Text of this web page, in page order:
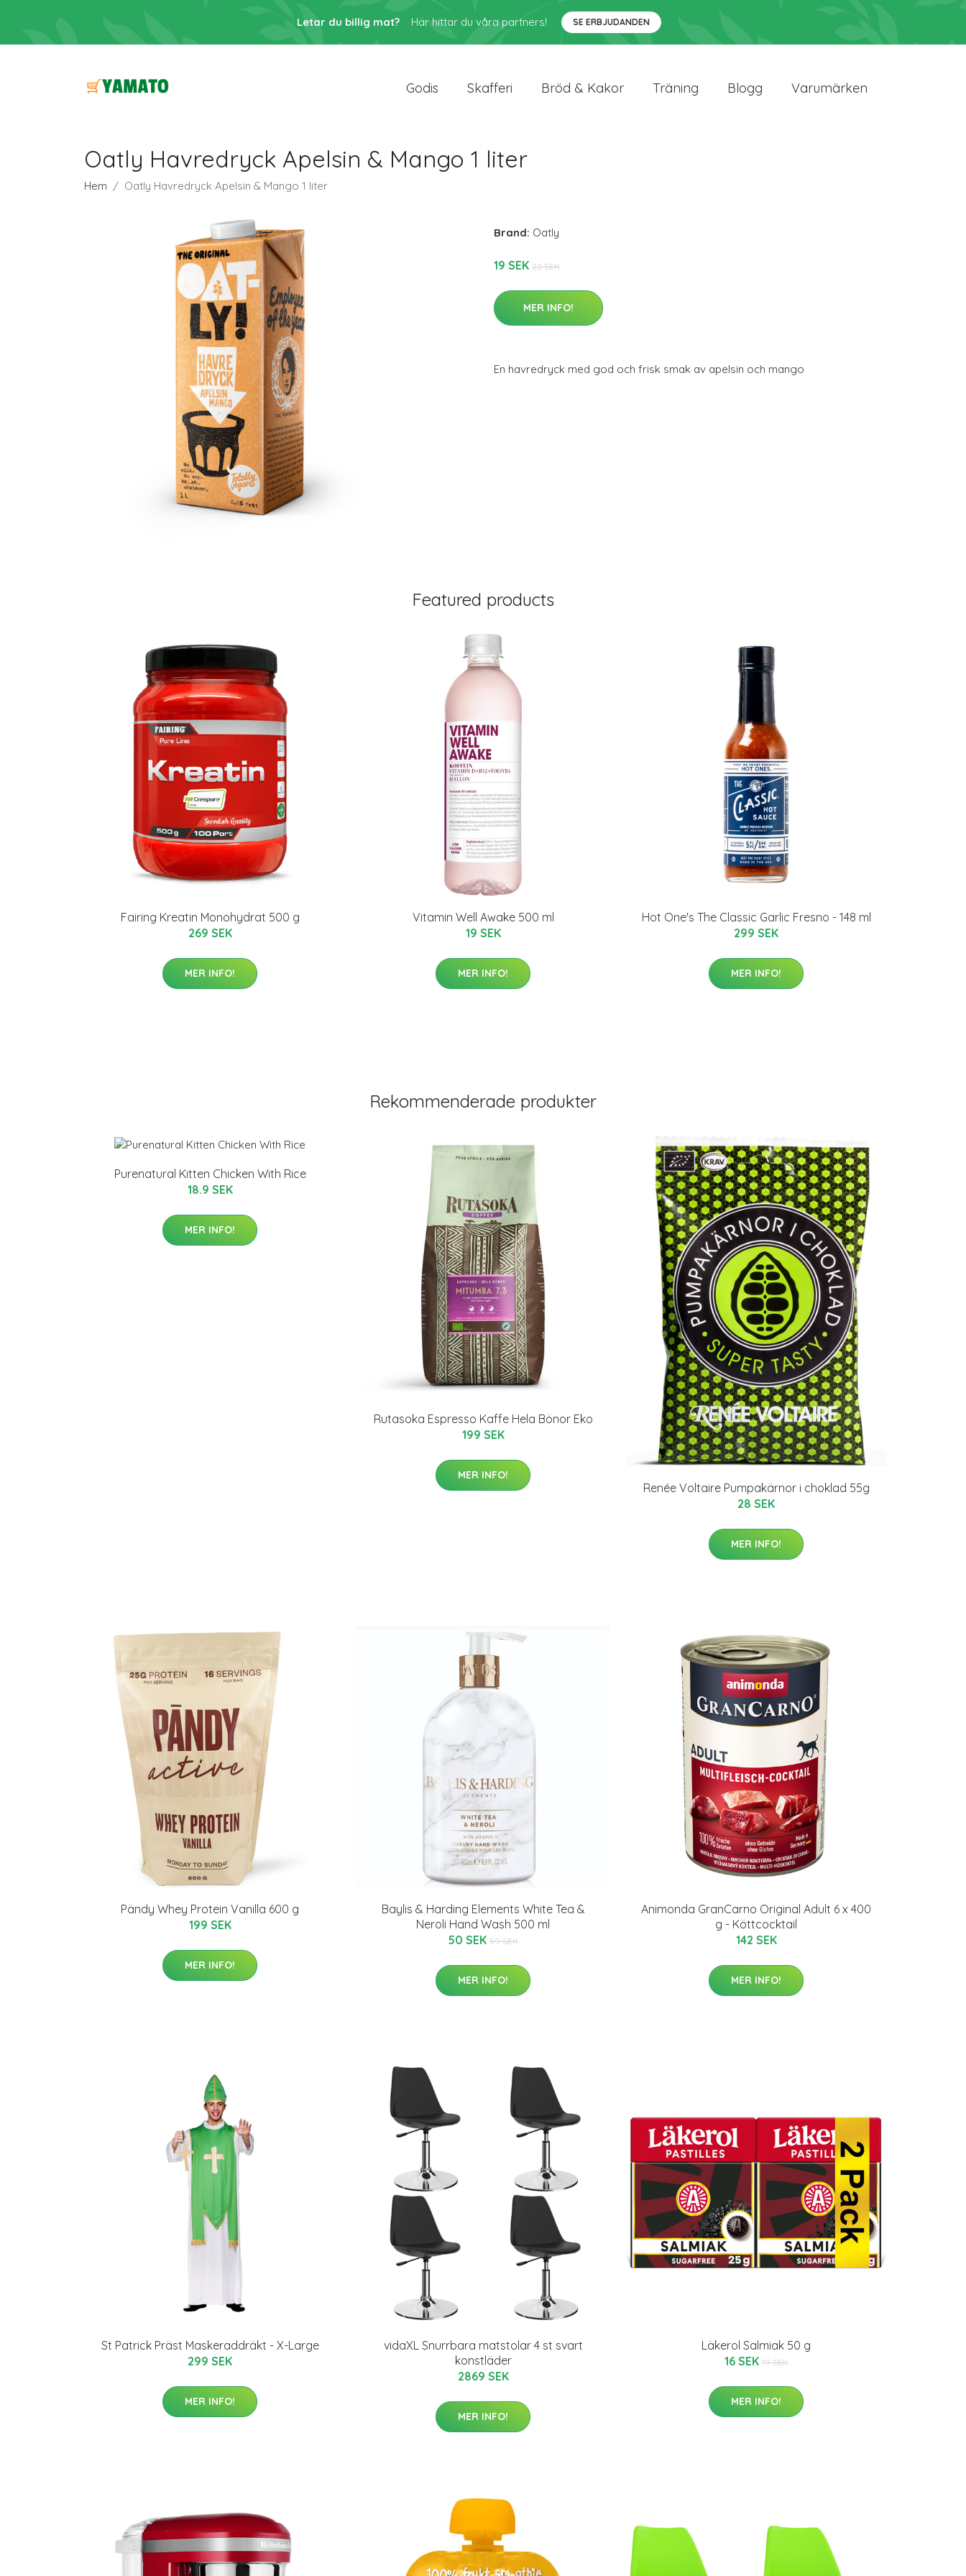
Letar du billig mat? Här hittar du våra partners! SE ERBJUDANDEN
Godis Skafferi Bröd & Kakor Träning Blogg Varumärken
Oatly Havredryck Apelsin & Mango 1 liter
Hem Oatly Havredryck Apelsin & Mango 1 liter
Brand: Oatly
19 SEK 22 SEK
MER INFO!
En havredryck med god och frisk smak av apelsin och mango
Featured products
Fairing Kreatin Monohydrat 500 g
269 SEK
MER INFO!
Vitamin Well Awake 500 ml
19 SEK
MER INFO!
Hot One's The Classic Garlic Fresno - 148 ml
299 SEK
MER INFO!
Rekommenderade produkter
Purenatural Kitten Chicken With Rice
18.9 SEK
MER INFO!
Rutasoka Espresso Kaffe Hela Bönor Eko
199 SEK
MER INFO!
Renée Voltaire Pumpakärnor i choklad 55g
28 SEK
MER INFO!
Pändy Whey Protein Vanilla 600 g
199 SEK
MER INFO!
Baylis & Harding Elements White Tea &
Neroli Hand Wash 500 ml
50 SEK 59 SEK
MER INFO!
Animonda GranCarno Original Adult 6 x 400
g - Köttcocktail
142 SEK
MER INFO!
St Patrick Präst Maskeraddräkt - X-Large
299 SEK
MER INFO!
vidaXL Snurrbara matstolar 4 st svart
konstläder
2869 SEK
MER INFO!
Läkerol Salmiak 50 g
16 SEK 19 SEK
MER INFO!